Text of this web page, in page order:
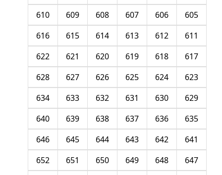
605
606
607
608
609
610
611
612
613
614
615
616
617
618
619
620
621
622
623
624
625
626
627
628
629
630
631
632
633
634
635
636
637
638
639
640
641
642
643
644
645
646
647
648
649
650
651
652